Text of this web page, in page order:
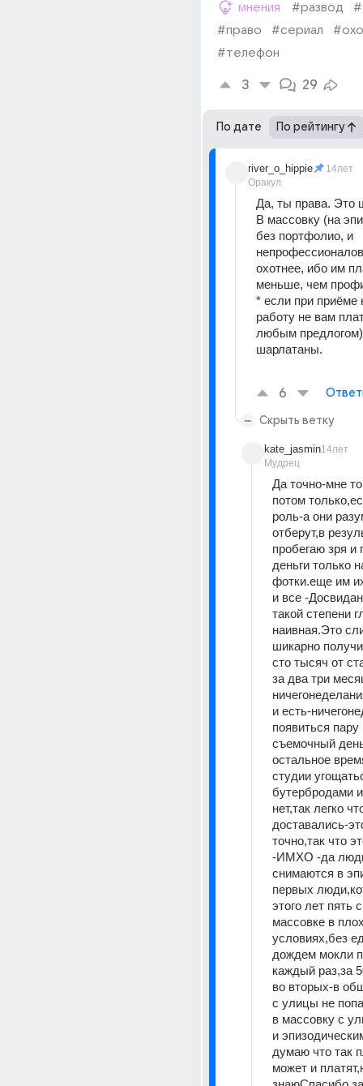
мнения #развод
#право
#сериал
#телефон
3 29
По дате По рейтингу
river_o_hippie
Оракул
14лет
Да, ты права. Это
В массовку (на
без портфолио, и
охотнее, ибо им
меньше, чем
* если при
работу не вам
любым
шарлатаны.
6
Скрыть ветку
kate_jasmin
Мудрец
14лет
Да точно-мне
потом
роль-а они
отберут,в
пробегаю зря и
деньги только
фотки.еще им
и все -
такой степени
наивная.Это
шикарно
сто тысяч от
за два три
и есть-
появиться пару
съемочный
остальное
студии
бутербродами
нет,так легко
доставались-
точно,так что
-ИМХО -да
снимаются в
первых
этого лет пять
массовке в
условиях,без
дождем мокли
каждый раз,за
во вторых-в
с улицы не
в массовку с
и
думаю что так
может и